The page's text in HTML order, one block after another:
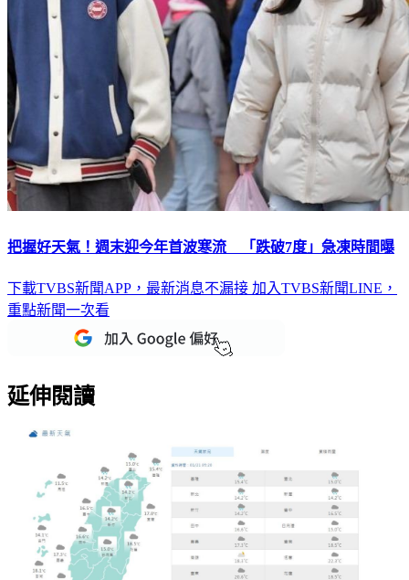
把握好天氣！週末迎今年首波寒流 「跌破7度」急凍時間曝
下載TVBS新聞APP，最新消息不漏接 加入TVBS新聞LINE，
重點新聞一次看
延伸閱讀